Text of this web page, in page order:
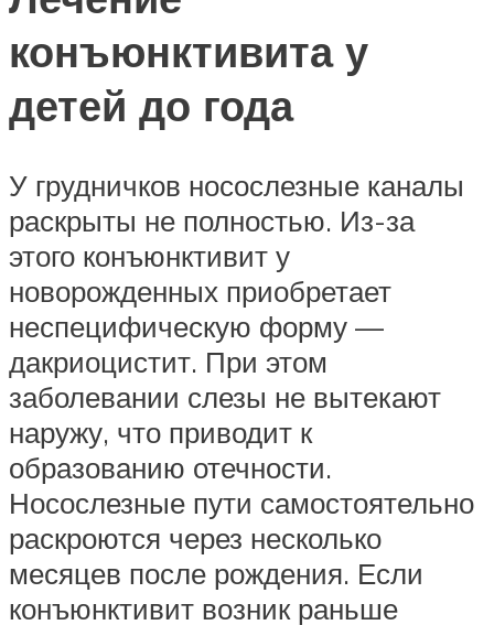
конъюнктивита у
детей до года
У грудничков носослезные каналы
раскрыты не полностью. Из-за
этого конъюнктивит у
новорожденных приобретает
неспецифическую форму —
дакриоцистит. При этом
заболевании слезы не вытекают
наружу, что приводит к
образованию отечности.
Носослезные пути самостоятельно
раскроются через несколько
месяцев после рождения. Если
конъюнктивит возник раньше